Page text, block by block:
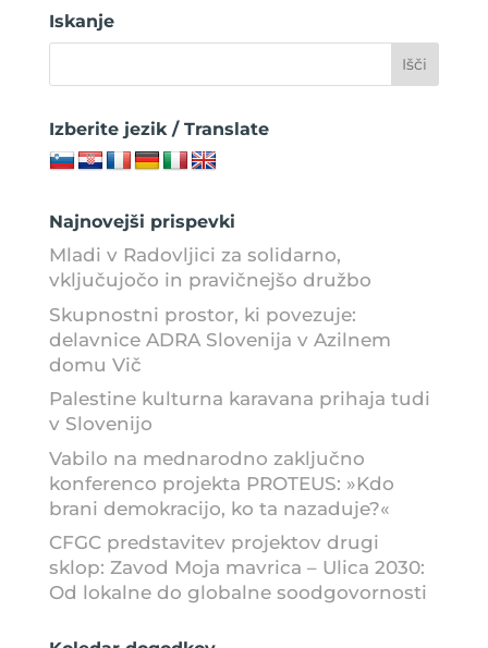
Iskanje
Izberite jezik / Translate
Najnovejši prispevki
Mladi v Radovljici za solidarno,
vključujočo in pravičnejšo družbo
Skupnostni prostor, ki povezuje:
delavnice ADRA Slovenija v Azilnem
domu Vič
Palestine kulturna karavana prihaja tudi
v Slovenijo
Vabilo na mednarodno zaključno
konferenco projekta PROTEUS: »Kdo
brani demokracijo, ko ta nazaduje?«
CFGC predstavitev projektov drugi
sklop: Zavod Moja mavrica – Ulica 2030:
Od lokalne do globalne soodgovornosti